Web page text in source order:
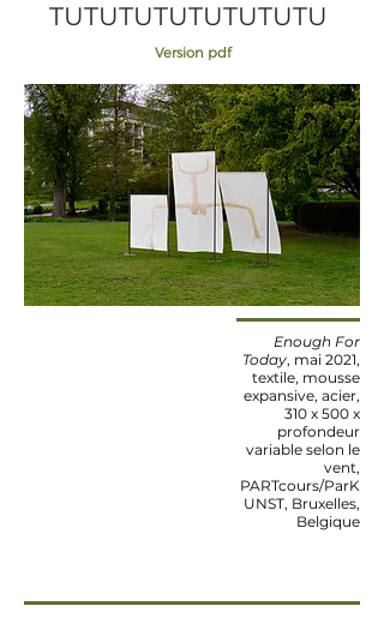
TUTUTUTUTUTUTUTU
Version pdf
Enough For
Today, mai 2021,
textile, mousse
expansive, acier,
310 x 500 x
profondeur
variable selon le
vent,
PARTcours/ParK
UNST, Bruxelles,
Belgique